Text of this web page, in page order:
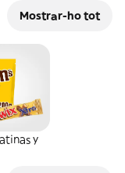
Mostrar-ho tot
y